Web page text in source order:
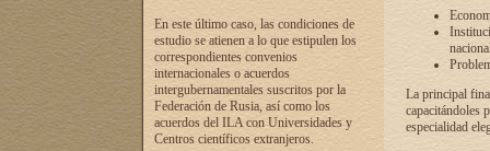
En este último caso, las condiciones de
estudio se atienen a lo que estipulen los
correspondientes convenios
internacionales o acuerdos
intergubernamentales suscritos por la
Federación de Rusia, así como los
acuerdos del ILA con Universidades y
Centros científicos extranjeros.
La principal
capacitándoles
especialidad